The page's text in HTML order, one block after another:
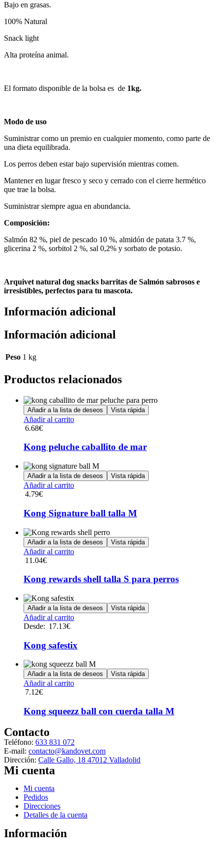
Bajo en grasas.
100% Natural
Snack light
Alta proteína animal.
El formato disponible de la bolsa es de 1kg.
Modo de uso
Suministrar como un premio en cualquier momento, como parte de
una dieta equilibrada.
Los perros deben estar bajo supervisión mientras comen.
Mantener en lugar fresco y seco y cerrado con el cierre hermético
que trae la bolsa.
Suministrar siempre agua en abundancia.
Composición:
Salmón 82 %, piel de pescado 10 %, almidón de patata 3.7 %,
glicerina 2 %, sorbitol 2 %, sal 0,2% y sorbato de potasio.
Arquivet natural dog snacks barritas de Salmón sabrosos e
irresistibles, perfectos para tu mascota.
Información adicional
Información adicional
Peso 1 kg
Productos relacionados
Añadir a la lista de deseos Vista rápida
Añadir al carrito
6.68€
Kong peluche caballito de mar
Añadir a la lista de deseos Vista rápida
Añadir al carrito
4.79€
Kong Signature ball talla M
Añadir a la lista de deseos Vista rápida
Añadir al carrito
11.04€
Kong rewards shell talla S para perros
Añadir a la lista de deseos Vista rápida
Añadir al carritoEste
múltiples
variantes.
Las
opciones
se
pueden
la
producto
Desde: 17.13€
Kong safestix
Añadir a la lista de deseos Vista rápida
Añadir al carrito
7.12€
Kong squeezz ball con cuerda talla M
Contacto
Teléfono: 633 831 072
E-mail: contacto@kandovet.com
Dirección: Calle Gallo, 18 47012 Valladolid
Mi cuenta
Menú
Mi cuenta
Pedidos
Direcciones
Detalles de la cuenta
Información